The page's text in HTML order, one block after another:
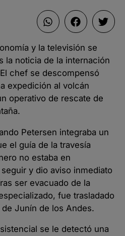
y la televisión se
la noticia de la internación
chef se descompensó
expedición al volcán
operativo de rescate de
Petersen integraba un
el guía de la travesía
no estaba en
y dio aviso inmediato
ser evacuado de la
fue trasladado
Junín de los Andes.
se le detectó una